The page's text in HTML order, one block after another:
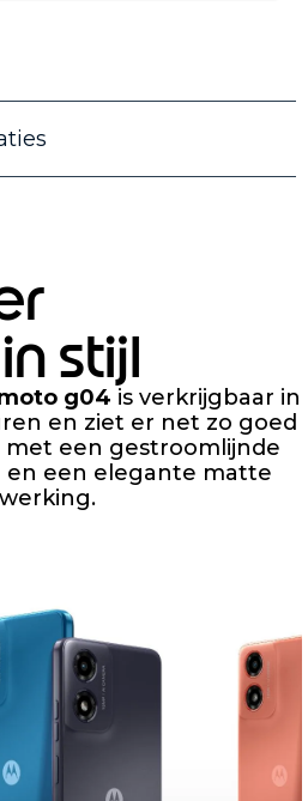
stijl
g04 is verkrijgbaar in
en ziet er net zo goed
met een gestroomlijnde
en een elegante matte